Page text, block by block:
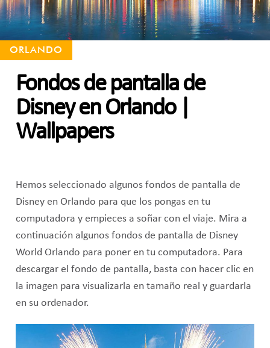
ORLANDO
Fondos de pantalla de
Disney en Orlando |
Wallpapers
Hemos seleccionado algunos fondos de pantalla de
Disney en Orlando para que los pongas en tu
computadora y empieces a soñar con el viaje. Mira a
continuación algunos fondos de pantalla de Disney
World Orlando para poner en tu computadora. Para
descargar el fondo de pantalla, basta con hacer clic en
la imagen para visualizarla en tamaño real y guardarla
en su ordenador.